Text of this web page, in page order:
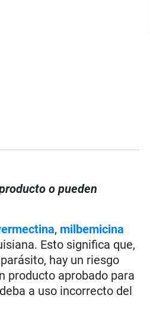
o pueden
, milbemicina
Esto significa que,
hay un riesgo
producto aprobado para
a uso incorrecto del